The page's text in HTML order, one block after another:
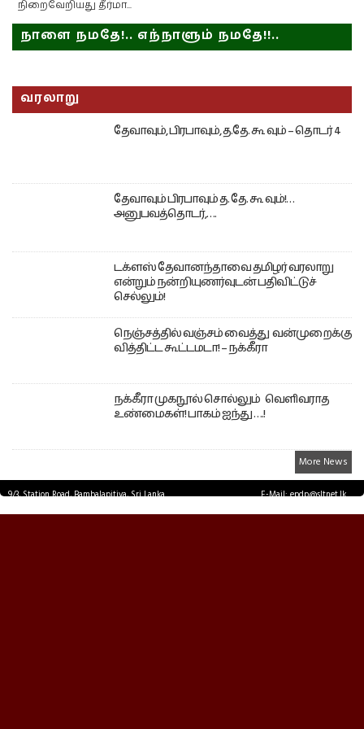
நிறைவேறியது தீர்மா...
நாளை நமதே!.. எந்நாளும் நமதே!!..
வரலாறு
தேவாவும், பிரபாவும், த.தே. கூ வும் – தொடர் 4
தேவாவும் பிரபாவும் த. தே. கூ வும்!…
அனுபவத்தொடர்,….
டக்ளஸ் தேவானந்தாவை தமிழர் வரலாறு
என்றும் நன்றியுணர்வுடன் பதிவிட்டுச்
செல்லும்!
நெஞ்சத்தில் வஞ்சம் வைத்து வன்முறைக்கு
வித்திட்ட கூட்டமடா! – நக்கீரா
நக்கீரா முகநூல் சொல்லும் வெளிவராத
உண்மைகள்! பாகம் ஐந்து ….!
More News
9/3, Station Road, Bambalapitiya, Sri Lanka.
E-Mail: epdp@sltnet.lk